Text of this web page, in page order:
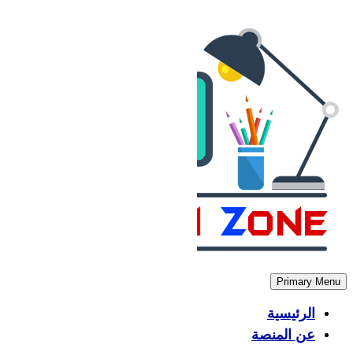
Primary Menu
الرئيسية
عن المنصة